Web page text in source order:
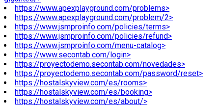
https://www.apexplayground.com/problems>
https://www.apexplayground.com/problem/2>
https://www.jsmproinfo.com/policies/terms>
https://www.jsmproinfo.com/policies/refund>
https://www.jsmproinfo.com/menu-catalog>
https://www.secontab.com/login>
https://proyectodemo.secontab.com/novedades>
https://proyectodemo.secontab.com/password/reset>
https://hostalskyview.com/es/rooms>
https://hostalskyview.com/es/booking>
https://hostalskyview.com/es/about/>